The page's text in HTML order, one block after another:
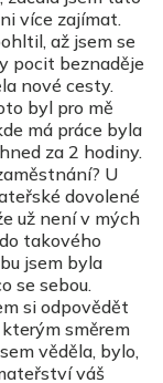
více zajímat.
až jsem se
pocit beznaděje
nové cesty.
byl pro mě
má práce byla
za 2 hodiny.
U
dovolené
už není v mých
takového
jsem byla
se sebou.
si odpovědět
směrem
věděla, bylo,
váš